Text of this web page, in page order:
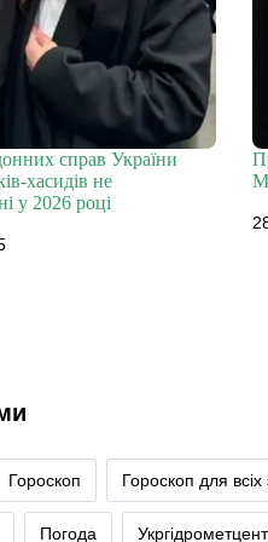
справ України
хасидів не
у 2026 році
Гороскоп Гороскоп для всіх
Погода